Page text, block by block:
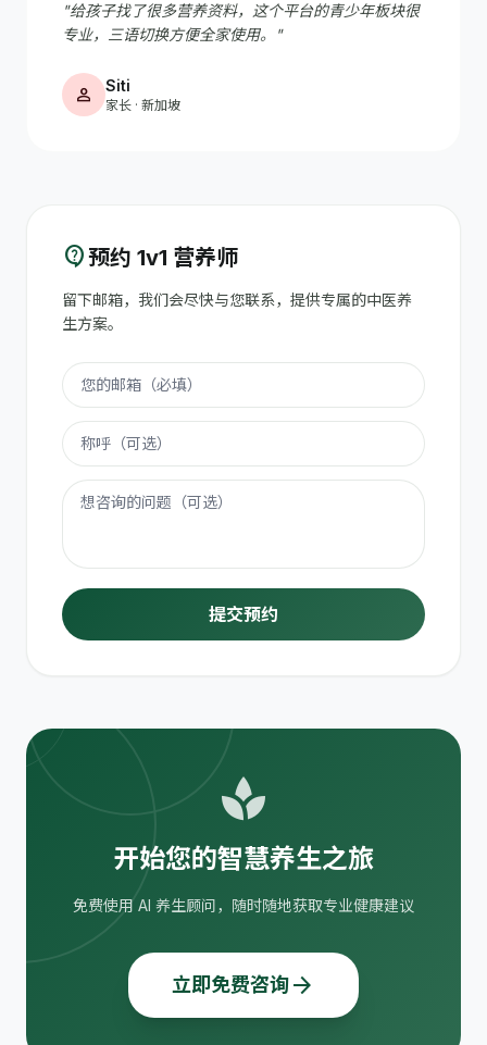
"给孩子找了很多营养资料，这个平台的青少年板块很
专业，三语切换方便全家使用。"
person Siti
家长 · 新加坡
contact_support预约 1v1 营养师
留下邮箱，我们会尽快与您联系，提供专属的中医养
生方案。
提交预约
spa
开始您的智慧养生之旅
免费使用 AI 养生顾问，随时随地获取专业健康建议
立即免费咨询arrow_forward